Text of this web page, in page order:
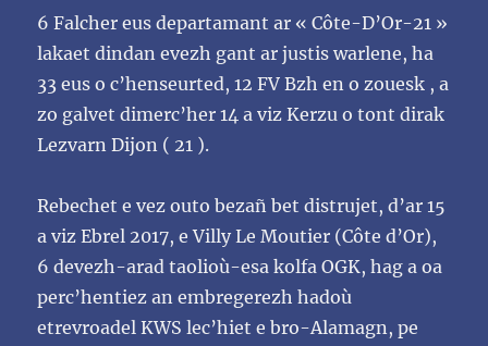
6 Falcher eus departamant ar « Côte-D’Or-21 »
lakaet dindan evezh gant ar justis warlene, ha
33 euso c’henseurted, 12 FV Bzh en o zouesk , a
zo galvet dimerc’her 14 a viz Kerzu o tont dirak
LezvarnDijon ( 21 ).
Rebechet e vez outo bezañ bet distrujet, d’ar 15
a viz Ebrel 2017, e Villy Le Moutier (Côte d’Or),
6devezh-arad taolioù-esa kolfa OGK, hag a oa
perc’hentiez an embregerezh hadoù
etrevroadel KWSlec’hiet e bro-Alamagn, pe